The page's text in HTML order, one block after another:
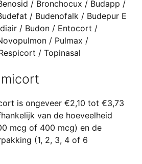
/ Bronchocux / Budapp /
/ Budenofalk / Budepur E
/ Budon / Entocort /
/ Pulmax /
/ Topinasal
is ongeveer €2,10 tot €3,73
van de hoeveelheid
mcg of 400 mcg) en de
(1, 2, 3, 4 of 6